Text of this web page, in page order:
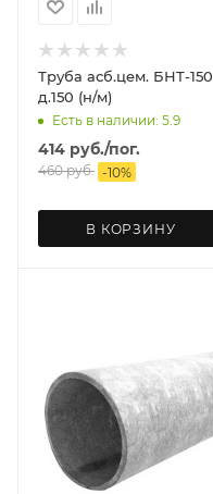
Труба асб.цем. БНТ-150
д.150 (н/м)
Есть в наличии: 5.9
414 руб./пог.
460руб. -10%
В КОРЗИНУ